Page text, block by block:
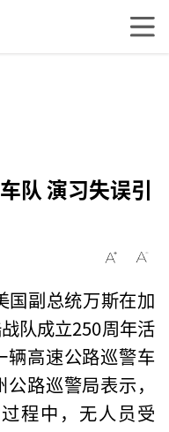
队 演习失误引
国副总统万斯在加
队成立250周年活
辆高速公路巡警车
路巡警局表示，
程中，无人员受